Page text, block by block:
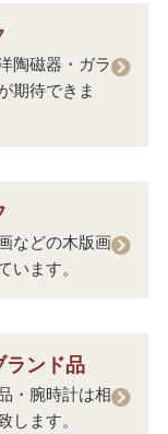
陶磁器・ガラ
期待できま
などの木版画
います。
ランド品
・腕時計は相
します。